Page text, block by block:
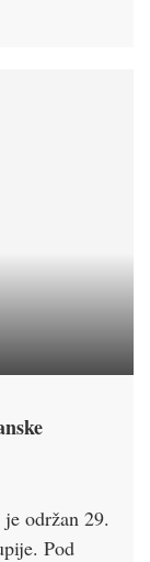
održan 29.
Pod